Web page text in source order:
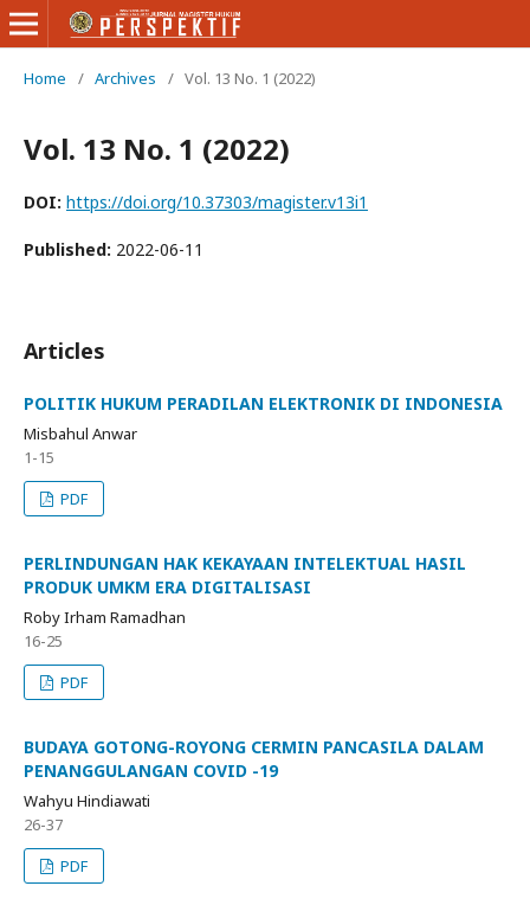
Home / Archives / Vol. 13 No. 1 (2022)
Vol. 13 No. 1 (2022)
DOI: https://doi.org/10.37303/magister.v13i1
Published: 2022-06-11
Articles
POLITIK HUKUM PERADILAN ELEKTRONIK DI INDONESIA
Misbahul Anwar
1-15
PDF
PERLINDUNGAN HAK KEKAYAAN INTELEKTUAL HASIL
PRODUK UMKM ERA DIGITALISASI
Roby Irham Ramadhan
16-25
PDF
BUDAYA GOTONG-ROYONG CERMIN PANCASILA DALAM
PENANGGULANGAN COVID -19
Wahyu Hindiawati
26-37
PDF